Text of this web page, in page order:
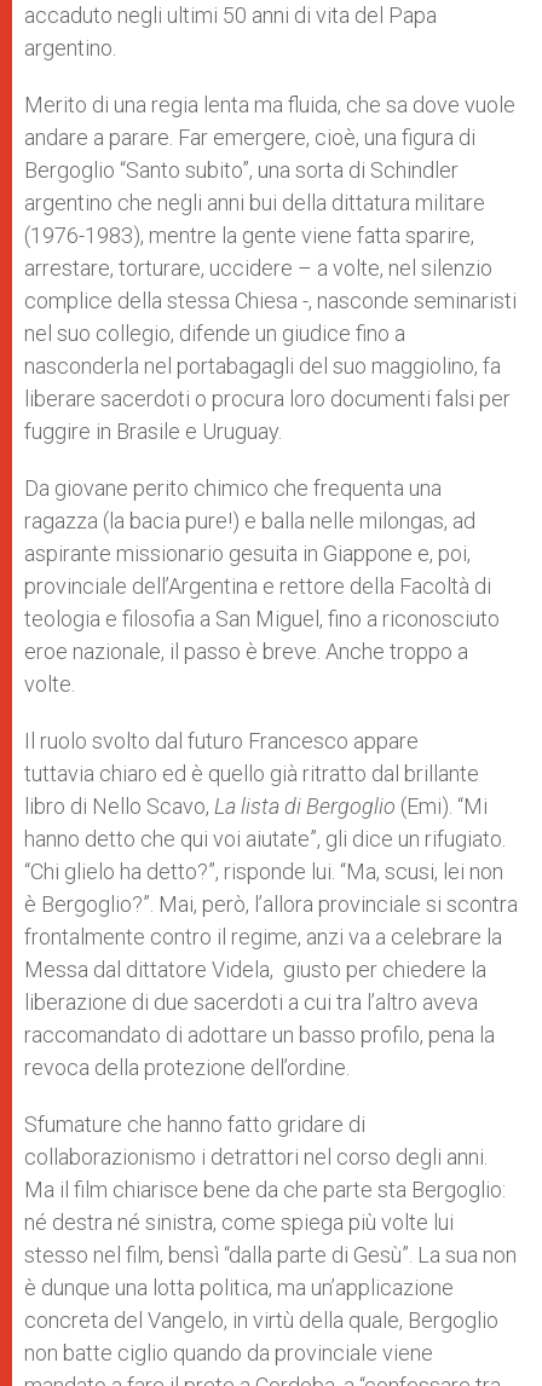
accaduto negli ultimi 50 anni di vita del Papa
argentino.
Merito di una regia lenta ma fluida, che sa dove vuole
andare a parare. Far emergere, cioè, una figura di
Bergoglio “Santo subito”, una sorta di Schindler
argentino che negli anni bui della dittatura militare
(1976-1983), mentre la gente viene fatta sparire,
arrestare, torturare, uccidere – a volte, nel silenzio
complice della stessa Chiesa -, nasconde seminaristi
nel suo collegio, difende un giudice fino a
nasconderla nel portabagagli del suo maggiolino, fa
liberare sacerdoti o procura loro documenti falsi per
fuggire in Brasile e Uruguay.
Da giovane perito chimico che frequenta una
ragazza (la bacia pure!) e balla nelle milongas, ad
aspirante missionario gesuita in Giappone e, poi,
provinciale dell’Argentina e rettore della Facoltà di
teologia e filosofia a San Miguel, fino a riconosciuto
eroe nazionale, il passo è breve. Anche troppo a
volte.
Il ruolo svolto dal futuro Francesco appare
tuttavia chiaro ed è quello già ritratto dal brillante
libro di Nello Scavo, La lista di Bergoglio (Emi). “Mi
hanno detto che qui voi aiutate”, gli dice un rifugiato.
“Chi glielo ha detto?”, risponde lui. “Ma, scusi, lei non
è Bergoglio?”. Mai, però, l’allora provinciale si scontra
frontalmente contro il regime, anzi va a celebrare la
Messa dal dittatore Videla, giusto per chiedere la
liberazione di due sacerdoti a cui tra l’altro aveva
raccomandato di adottare un basso profilo, pena la
revoca della protezione dell’ordine.
Sfumature che hanno fatto gridare di
collaborazionismo i detrattori nel corso degli anni.
Ma il film chiarisce bene da che parte sta Bergoglio:
né destra né sinistra, come spiega più volte lui
stesso nel film, bensì “dalla parte di Gesù”. La sua non
è dunque una lotta politica, ma un’applicazione
concreta del Vangelo, in virtù della quale, Bergoglio
non batte ciglio quando da provinciale viene